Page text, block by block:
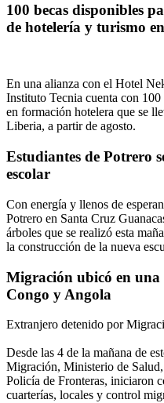
100 becas disponibles
de hotelería y turismo
En una alianza con el Hotel
Instituto Tecnia cuenta con
en formación hotelera que se
Liberia, a partir de agosto.
Estudiantes de Potrero
escolar
Con energía y llenos de
Potrero en Santa Cruz
árboles que se realizó esta
la construcción de la nueva
Migración ubicó en una
Congo y Angola
Extranjero detenido por
Desde las 4 de la mañana de
Migración, Ministerio de
Policía de Fronteras, iniciaron
cuarterías, locales y control